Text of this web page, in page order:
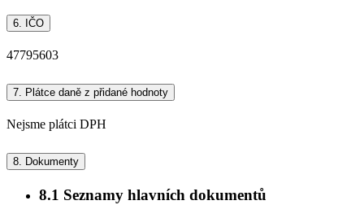
6. IČO
47795603
7. Plátce daně z přidané hodnoty
Nejsme plátci DPH
8. Dokumenty
8.1 Seznamy hlavních dokumentů